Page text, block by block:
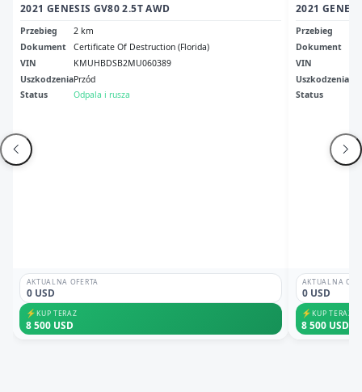
2021 GENESIS GV80 2.5T AWD
Przebieg
2 km
Dokument
Certificate Of Destruction (Florida)
VIN
KMUHBDSB2MU060389
UszkodzeniaPrzód
Status
Odpala i rusza
AKTUALNA OFERTA
0 USD
⚡KUP TERAZ
8 500 USD
2021
Przebieg
Dokument
VIN
Uszkodzenia
Status
AKTUALNA
0 USD
⚡KUP TERAZ
8 500 USD